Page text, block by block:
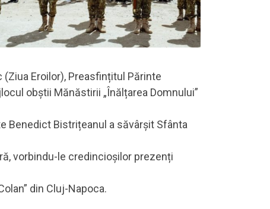
Eroilor), Preasfințitul Părinte
obștii Mănăstirii „Înălțarea Domnului”
Benedict Bistrițeanul a săvârșit Sfânta
vorbindu-le credincioșilor prezenți
din Cluj-Napoca.